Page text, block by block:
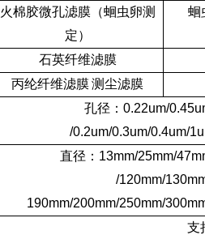
火棉胶微孔滤膜（蛔虫卵测
定）
蛔
石英纤维滤膜
丙纶纤维滤膜 测尘滤膜
孔径： 0.22um/
/0.2um/0.3um/0.4um/
直径： 13mm/25mm/
/120mm/
190mm/200mm/250mm/
支